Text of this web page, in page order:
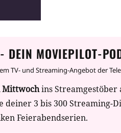
DEIN MOVIEPILOT-
TV- und Streaming-Angebot der
Mittwochins Streamgestöber
deiner 3 bis 300 Streaming-
Feierabendserien.